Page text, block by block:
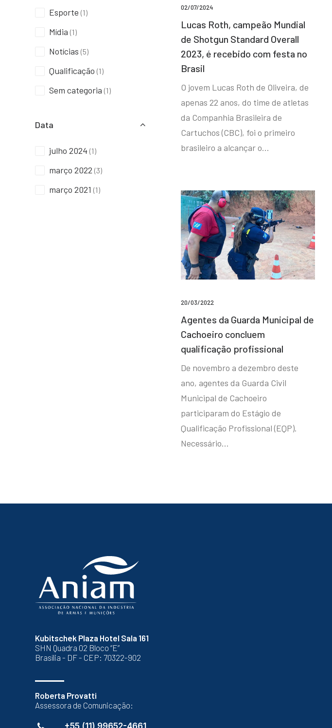
Esporte (1)
Mídia (1)
Notícias (5)
Qualificação (1)
Sem categoria (1)
Data
julho 2024 (1)
março 2022 (3)
março 2021 (1)
02/07/2024
Lucas Roth, campeão Mundial
de Shotgun Standard Overall
2023, é recebido com festa no
Brasil
O jovem Lucas Roth de Oliveira, de
apenas 22 anos, do time de atletas
da Companhia Brasileira de
Cartuchos (CBC), foi o primeiro
brasileiro a alcançar o…
20/03/2022
Agentes da Guarda Municipal de
Cachoeiro concluem
qualificação profissional
De novembro a dezembro deste
ano, agentes da Guarda Civil
Municipal de Cachoeiro
participaram do Estágio de
Qualificação Profissional (EQP).
Necessário…
Kubitschek Plaza Hotel Sala 161
SHN Quadra 02 Bloco “E”
Brasília - DF - CEP: 70322-902
Roberta Provatti
Assessora de Comunicação:
+55 (11) 99652-4661